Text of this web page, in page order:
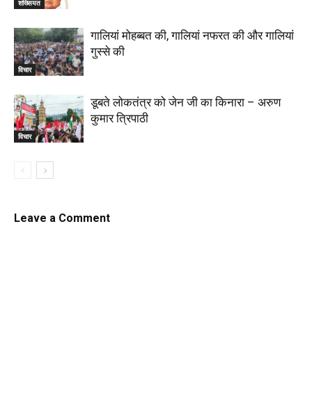
शख्सियत
विचार
गालियां मोहब्बत की, गालियां नफरत की और गालियां
गुस्से की
विचार
डूबते लोकतंत्र को जेन जी का किनारा – अरुण
कुमार त्रिपाठी
Leave a Comment